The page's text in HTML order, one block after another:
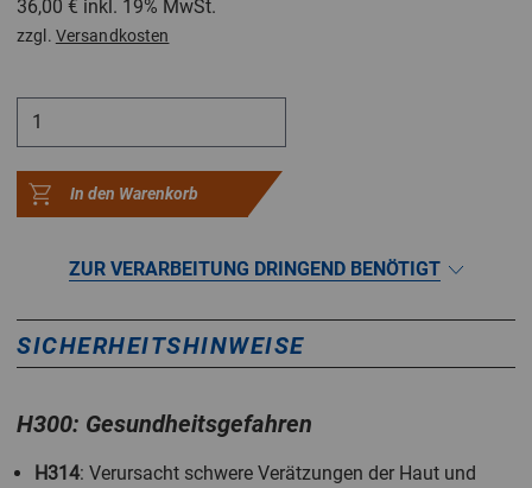
36,00 € inkl. 19% MwSt.
zzgl. Versandkosten
In den Warenkorb
ZUR VERARBEITUNG DRINGEND BENÖTIGT
SICHERHEITSHINWEISE
H300: Gesundheitsgefahren
H314: Verursacht schwere Verätzungen der Haut und